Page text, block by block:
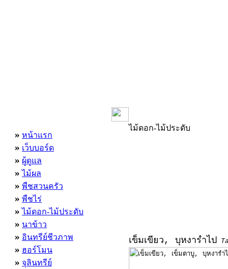
» หน้าแรก
» เว็บบอร์ด
» ผู้ดูแล
» ไม้ผล
» พืชสวนครัว
» พืชไร่
» ไม้ดอก-ไม้ประดับ
» นาข้าว
» อินทรีย์ชีวภาพ
» ฮอร์โมน
» จุลินทรีย์
ไม้ดอก-ไม้ประดับ
เข็มเขียว, บุหงารำไป